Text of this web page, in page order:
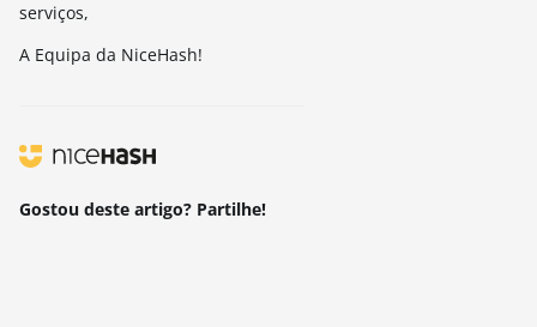
serviços,
A Equipa da NiceHash!
Gostou deste artigo? Partilhe!